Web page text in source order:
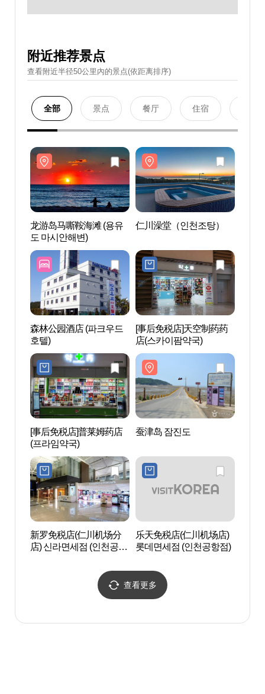
附近推荐景点
查看附近半径50公里內的景点(依距离排序)
全部 景点 餐厅 住宿
龙游岛马嘶鞍海滩 (용유
도 마시안해변)
仁川澡堂（인천조탕）
森林公园酒店 (파크우드
호텔)
[事后免税店]天空制药药
店(스카이팜약국)
[事后免税店]普莱姆药店
(프라임약국)
蚕津岛 잠진도
新罗免税店(仁川机场分
店) 신라면세점 (인천공항
乐天免税店(仁川机场店)
롯데면세점 (인천공항점)
查看更多